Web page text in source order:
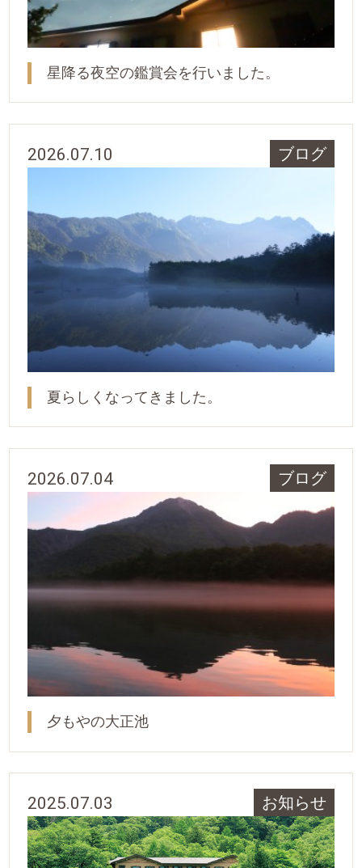
星降る夜空の鑑賞会を行いました。
2026.07.10 ブログ
夏らしくなってきました。
2026.07.04 ブログ
夕もやの大正池
2025.07.03 お知らせ